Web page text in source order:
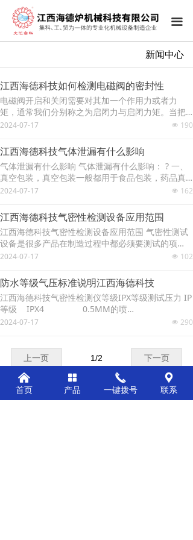
끀
新闻中心
江西海德科技如何检测电磁阀的密封性
电磁阀开启和关闭需要对其加一个作用力或者力
矩，通常我们分别称之为启闭力与启闭力矩。当把
电磁阀关闭时，启闭件和阀座两密封面之间需要有
摩擦力，比如阀杆和螺母螺纹间摩擦力，阀杆一端
支撑处摩擦力，阀杆和填料间摩擦力以及其他部位
产生的摩擦力。以上原因也就说明为什么阀门关闭
时需要施加相应的关闭作用力和关闭力矩。电磁阀
开启和关闭所需要的作用力和力矩是不断改变的，
和力矩最大的时候。一般设计人员在设计制造电磁
阀时，都是希望关闭力和关闭力矩越小越好。 既然
电磁阀的密封性能是如此的重要，那么它的气密性
检测是如何做的呢？ 有一部分是采用传统的泡水检
测，而此方法检测电磁阀的密封性存在着很多的缺
넶 190
2024-07-17
江西海德科技气体泄漏有什么影响
气体泄漏有什么影响 气体泄漏有什么影响： ? 一、
真空包装，真空包装一般都用于食品包装，药品真
包装等不可接触到空气的产品，由于控了包材内的
漏进去，影响了产品的保质期。因此它的泄漏性，
密封检测也是很好密封的。江西海德炉机械科技有
限公司的泄漏检测设备集成正压两种检测方式，可
以对包材进行抽真空检测,也可以从外加压模拟外界
环境进行气体泄漏检测。方便实用。 二、气体的泄
装置，那么我们事先就应该检测的它的密封性，来
在确定阀门是否密封，不密封或都密封效果不好，
就不定会气体泄漏，由于此类产品一般都是深埋地
下的，由于安装前不处理好密封性，那么使用过程
就会有燃气泄漏，造成能源的浪费，而事后发现再
情况，和密封性能是很明智的。江西海德炉机械科
技有限公司的气体泄漏检测设备就有一款是专于阀
门密封性，泄漏量的检测设备，效果不错的，检测
也很稳定 三、化学品类中气体，一旦由于盛装此产
品的泄漏出来，
넶 162
2024-07-17
江西海德科技气密性检测设备应用范围
江西海德科技气密性检测设备应用范围 气密性测试
设备是很多产品在制造过程中都必须要测试的项
目，气密性检测设备运用于各个行业，气密性检测
气密性装置存在于各个行业之中，不同的行业气
密，性强度会有所不一样，那么到底哪些行业产品
需要运用到气密性测试设备。 1. 电子、电器各种传
感器、计算机硬盘驱动器、继电器、电磁阀、仪
表、仪器、石英振荡器 、 集成电路、连接器、电
字 - 发动机总成、轮毂、化油器、滤清器、汽缸
体、汽缸头、汽缸盖、水箱、油 箱、水泵、油泵、
制动器、控制炭罐、喷射器、变速箱、暖风器、减
振器、进排气支管、刹车阀、驱动桥、消音器、密
封灯、各种阀门及机械密封件、管路、气 路、水
路、油路。 3. 燃气设备用具、住宅设备煤气表、煤
넶 102
2024-07-17
防水等级气压标准说明江西海德科技
江西海德科技气密性检测仪等级IPX等级测试压力 IP
等级 IPX4 0.5MM的喷
水 ----- 6KPa. IP等级 IPX
水 ----- 10KPa. IP等级 IPX
7 水深1M 30分钟 --------
15KPa. IP等级 IPX8 比IPX7更严格 加强
测试参数 ------- 30KPa. 1m水深相当于10KPa.
넶 290
2024-07-17
上一页 下一页
1/2
낀
首页
넒
产品
끅
一键拨号
끇
联系